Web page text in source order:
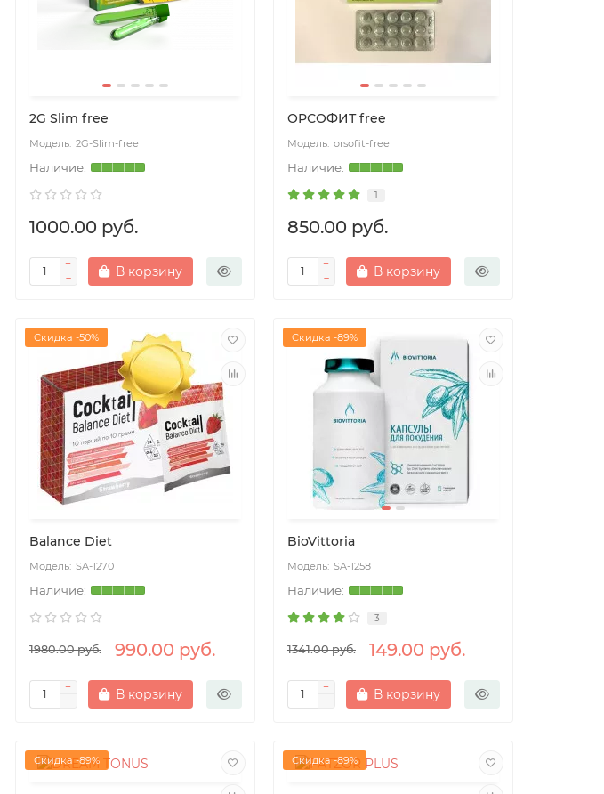
2G Slim free
2G-Slim-free
1000.00 руб.
В корзину
ОРСОФИТ free
orsofit-free
1
850.00 руб.
В корзину
Скидка -50%
Balance Diet
SA-1270
1980.00 руб. 990.00 руб.
В корзину
Скидка -89%
BioVittoria
SA-1258
3
1341.00 руб. 149.00 руб.
В корзину
Скидка -89% Скидка -89%